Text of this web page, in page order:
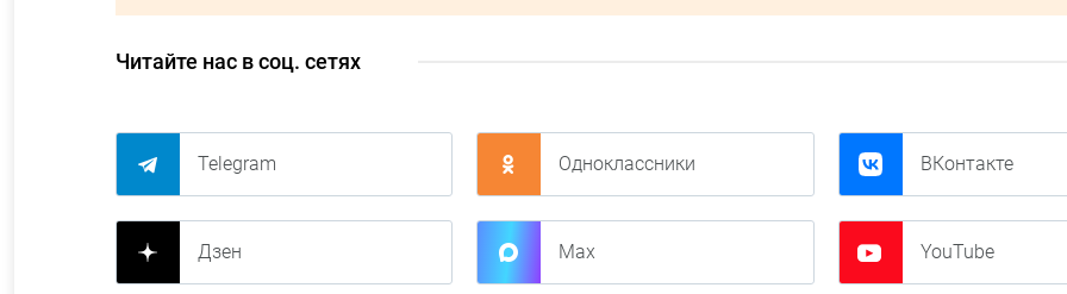
Читайте нас в соц. сетях
Telegram Одноклассники ВКонтакте
Дзен Max YouTube